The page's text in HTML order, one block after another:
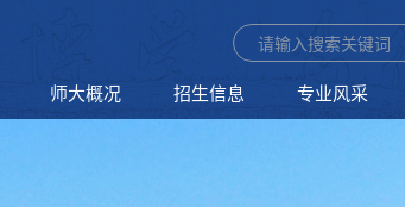
师大概况 招生信息 专业风采